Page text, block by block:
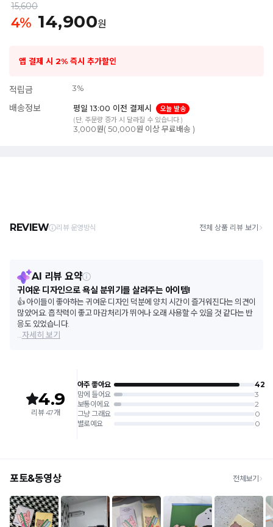
15,600
4% 14,900원
앱 결제 시 2% 즉시 추가할인
적립금 3%
배송정보 평일 13:00 이전 결제시
오늘 발송
(단, 주문량 증가 시 달라질 수 있습니다.)
3,000원( 50,000원 이상 무료배송 )